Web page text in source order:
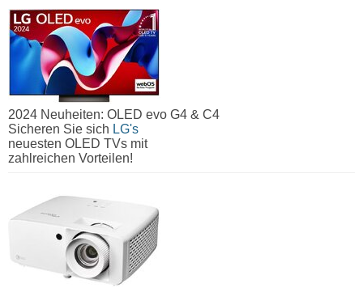
2024 Neuheiten: OLED evo G4 & C4
Sicheren Sie sich LG's
neuesten OLED TVs mit
zahlreichen Vorteilen!